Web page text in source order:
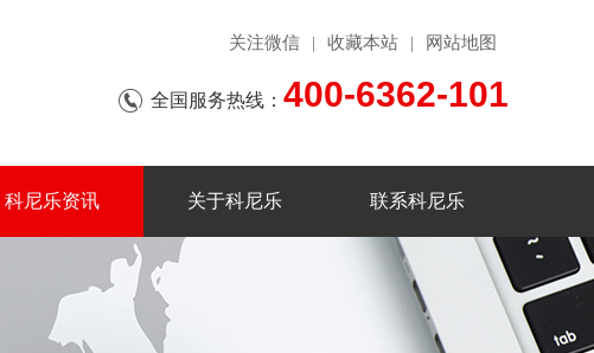
关注微信 收藏本站 网站地图
全国服务热线： 400-6362-101
科尼乐资讯 关于科尼乐 联系科尼乐